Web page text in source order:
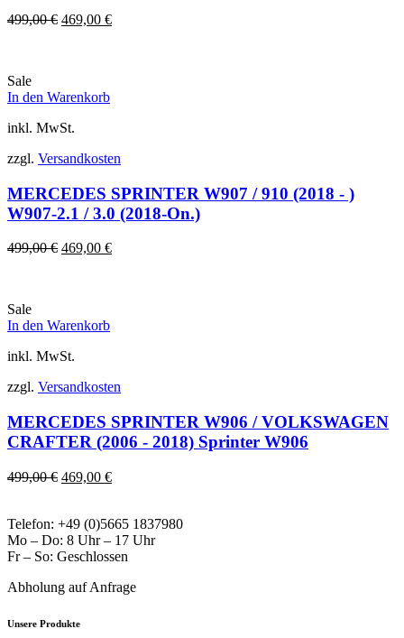
499,00€ Ursprünglicher
469,00 €Aktueller
Sale
In den Warenkorb
inkl. MwSt.
zzgl. Versandkosten
MERCEDES SPRINTER W907 / 910 (2018 - )
W907-2.1 / 3.0 (2018-On.)
499,00€ Ursprünglicher
469,00 €Aktueller
Sale
In den Warenkorb
inkl. MwSt.
zzgl. Versandkosten
MERCEDES SPRINTER W906 / VOLKSWAGEN
CRAFTER (2006 - 2018) Sprinter W906
499,00€ Ursprünglicher
499,00 €
469,00 €Aktueller
469,00 €.
Telefon: +49 (0)5665 1837980
Mo – Do: 8 Uhr – 17 Uhr
Fr – So: Geschlossen
Abholung auf Anfrage
Unsere Produkte